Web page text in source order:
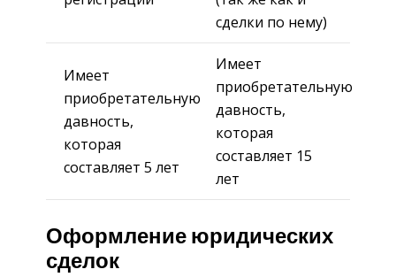
сделки по нему)
Имеет
приобретательную
давность,
которая
составляет 5 лет
Имеет
приобретательную
давность,
которая
составляет 15
лет
Оформление юридических
сделок